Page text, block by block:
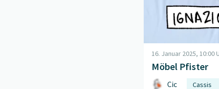
16. Januar 2025, 10:00
Möbel Pfister
Cic Cassis